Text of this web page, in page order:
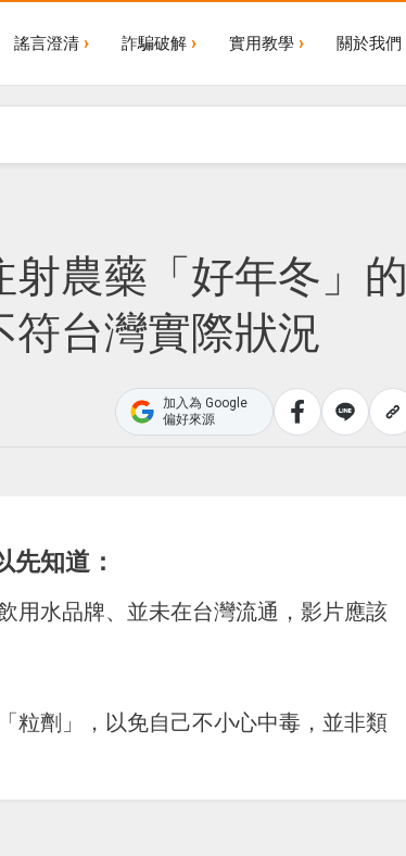
謠言澄清 詐騙破解 實用教學 關於我們
射農藥「好年冬」的
台灣實際狀況
加入為 Google
偏好來源
先知道：
用水品牌、並未在台灣流通，影片應該
粒劑」，以免自己不小心中毒，並非類